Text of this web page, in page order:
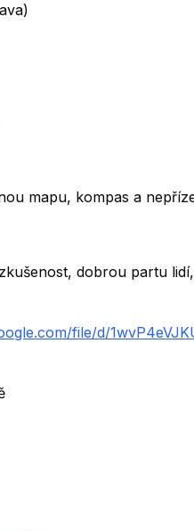
mapu, kompas a
dobrou partu
file/d/